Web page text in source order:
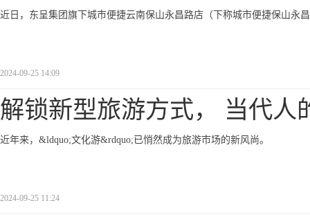
近日，东呈集团旗下城市便捷云南保山永昌路店（下称城市便捷保山永
2024-09-25 14:09
解锁新型旅游方式， 当代人
近年来，&ldquo;文化游&rdquo;已悄然成为旅游市场的新风尚。
2024-09-25 11:24